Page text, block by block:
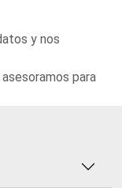
y nos
para